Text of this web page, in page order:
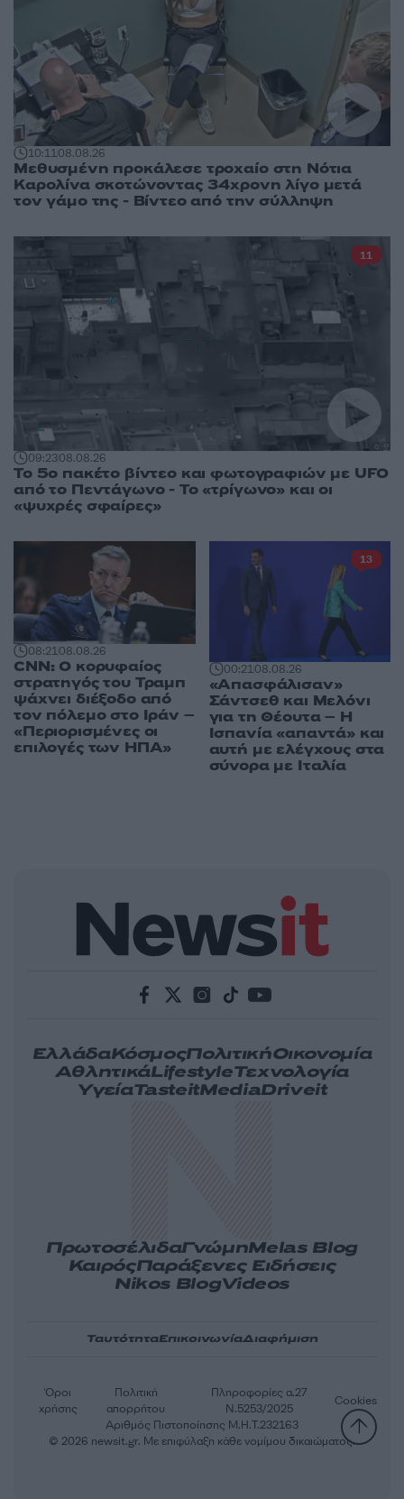
10:1108.08.26
Μεθυσμένη προκάλεσε τροχαίο στη Νότια
Καρολίνα σκοτώνοντας 34χρονη λίγο μετά
τον γάμο της - Βίντεο από την σύλληψη
09:2308.08.26
Το 5ο πακέτο βίντεο και φωτογραφιών με UFO
από το Πεντάγωνο - Το «τρίγωνο» και οι
«ψυχρές σφαίρες»
11
08:2108.08.26
CNN: Ο κορυφαίος
στρατηγός του Τραμπ
ψάχνει διέξοδο από
τον πόλεμο στο Ιράν –
«Περιορισμένες οι
επιλογές των ΗΠΑ»
00:2108.08.26
«Απασφάλισαν»
Σάντσεθ και Μελόνι
για τη Θέουτα – Η
Ισπανία «απαντά» και
αυτή με ελέγχους στα
σύνορα με Ιταλία
13
ΕλλάδαΚόσμοςΠολιτικήΟικονομία
ΑθλητικάLifestyleΤεχνολογία
ΥγείαTasteitMediaDriveit
ΠρωτοσέλιδαΓνώμηMelas Blog
ΚαιρόςΠαράξενες Ειδήσεις
Nikos BlogVideos
ΤαυτότηταΕπικοινωνίαΔιαφήμιση
Αριθμός Πιστοποίησης Μ.Η.Τ.232163
Όροι
χρήσης
Πολιτική
απορρήτου
Πληροφορίες α.27
Ν.5253/2025
Cookies
© 2026 newsit.gr. Με επιφύλαξη κάθε νομίμου δικαιώματος.